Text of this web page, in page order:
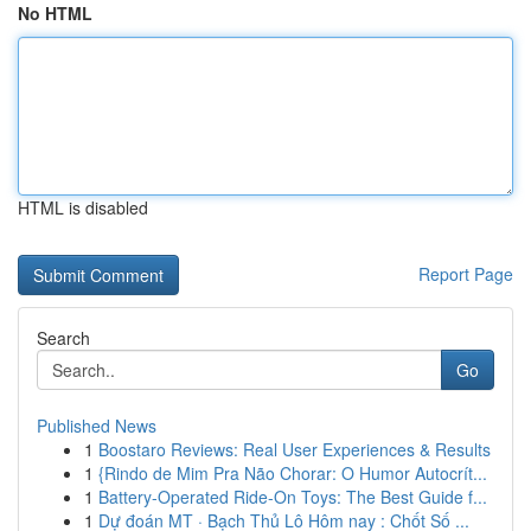
No HTML
HTML is disabled
Report Page
Search
Go
Published News
1 Boostaro Reviews: Real User Experiences & Results
1 {Rindo de Mim Pra Não Chorar: O Humor Autocrít...
1 Battery-Operated Ride-On Toys: The Best Guide f...
1 Dự đoán MT · Bạch Thủ Lô Hôm nay : Chốt Số ...